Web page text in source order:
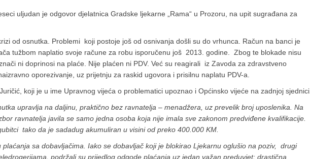
uljudan je odgovor djelatnica Gradske ljekarne „Rama“ u Prozoru, na upit sugrađana za
od osnutka. Problemi koji postoje još od osnivanja došli su do vrhunca. Račun na banci je
tužbom naplatio svoje račune za robu isporučenu još 2013. godine. Zbog te blokade nisu
ni doprinosi na plaće. Nije plaćen ni PDV. Već su reagirali iz Zavoda za zdravstveno
oporezivanje, uz prijetnju za raskid ugovora i prisilnu naplatu PDV-a.
koji je u ime Upravnog vijeća o problematici upoznao i Općinsko vijeće na zadnjoj sjednici.
upravlja na daljinu, praktično bez ravnatelja – menadžera, uz prevelik broj uposlenika. Na
ravnatelja javila se samo jedna osoba koja nije imala sve zakonom predviđene kvalifikacije.
tako da je sadadug akumuliran u visini od preko 400.000 KM.
sa dobavljačima. Iako se dobavljač koji je blokirao Ljekarnu oglušio na poziv, drugi
podržali su prijedlog odgode plaćanja uz jedan važan preduvjet: drastična